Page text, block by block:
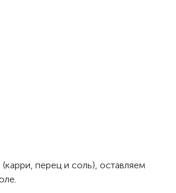
перец и соль), оставляем